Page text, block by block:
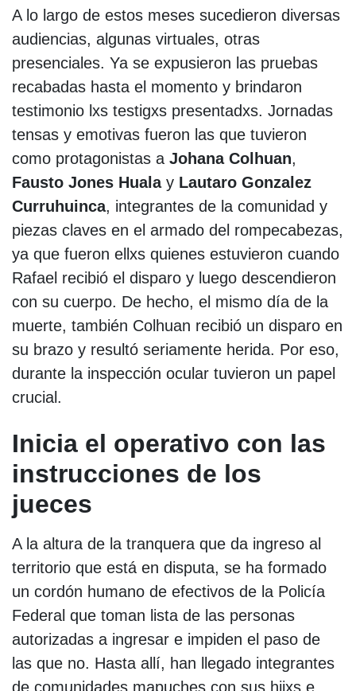
A lo largo de estos meses sucedieron diversas
audiencias, algunas virtuales, otras
presenciales. Ya se expusieron las pruebas
recabadas hasta el momento y brindaron
testimonio lxs testigxs presentadxs. Jornadas
tensas y emotivas fueron las que tuvieron
como protagonistas a Johana Colhuan,
Fausto Jones Hualay Lautaro Gonzalez
Curruhuinca, integrantes de la comunidad y
piezas claves en el armado del rompecabezas,
ya que fueron ellxs quienes estuvieron cuando
Rafael recibió el disparo y luego descendieron
con su cuerpo. De hecho, el mismo día de la
muerte, también Colhuan recibió un disparo en
su brazo y resultó seriamente herida. Por eso,
durante la inspección ocular tuvieron un papel
crucial.
Inicia el operativo con las
instrucciones de los
jueces
A la altura de la tranquera que da ingreso al
territorio que está en disputa, se ha formado
un cordón humano de efectivos de la Policía
Federal que toman lista de las personas
autorizadas a ingresar e impiden el paso de
las que no. Hasta allí, han llegado integrantes
de comunidades mapuches con sus hijxs e